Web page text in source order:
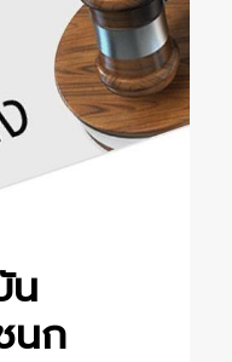
น
นก